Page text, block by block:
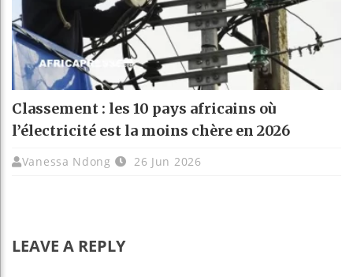
Classement : les 10 pays africains où
l’électricité est la moins chère en 2026
Vanessa Ndong 26 Jun 2026
LEAVE A REPLY